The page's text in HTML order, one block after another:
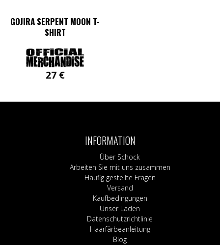
GOJIRA SERPENT MOON T-
SHIRT
27 €
können
Produktseite
INFORMATION
Über Schock
Arbeiten Sie mit uns zusammen
Häufig gestellte Fragen
Versand
Kaufbedingungen
Unser Laden
Datenschutzrichtlinie
Haarfärbeanleitung
Blog